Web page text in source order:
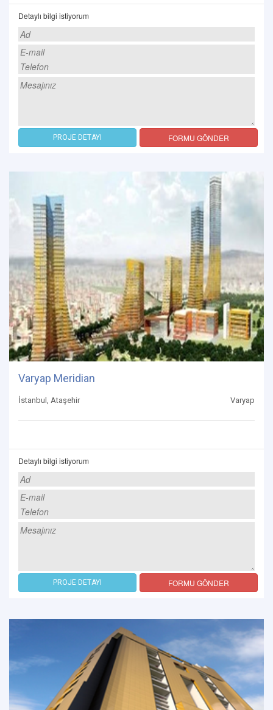
Detaylı bilgi istiyorum
PROJE DETAYI FORMU GÖNDER
Varyap Meridian
İstanbul, Ataşehir Varyap
Detaylı bilgi istiyorum
PROJE DETAYI FORMU GÖNDER